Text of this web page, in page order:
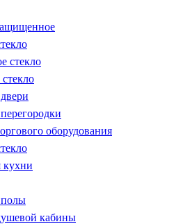
стекло
оборудования
кухни
кабины